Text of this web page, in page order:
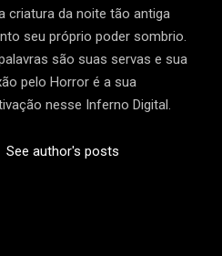
criatura da noite tão antiga
seu próprio poder sombrio.
são suas servas e sua
pelo Horror é a sua
nesse Inferno Digital.
See author's posts